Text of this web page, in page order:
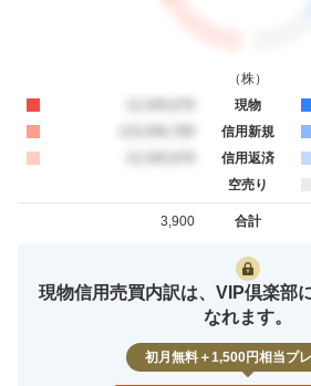
（株）
現物
信用新規
信用返済
空売り
合計
3,900
現物信用売買内訳は、VIP倶楽部
なれます。
初月無料＋1,500円相当プ